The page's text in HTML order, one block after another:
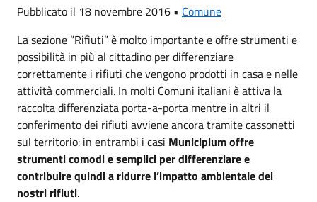
Pubblicato il 18 novembre 2016 • Comune
La sezione “Rifiuti” è molto importante e offre strumenti e
possibilità in più al cittadino per differenziare
correttamente i rifiuti che vengono prodotti in casa e nelle
attività commerciali. In molti Comuni italiani è attiva la
raccolta differenziata porta-a-porta mentre in altri il
conferimento dei rifiuti avviene ancora tramite cassonetti
sul territorio: in entrambi i casi Municipium offre
strumenti comodi e semplici per differenziare e
contribuire quindi a ridurre l’impatto ambientale dei
nostri rifiuti.